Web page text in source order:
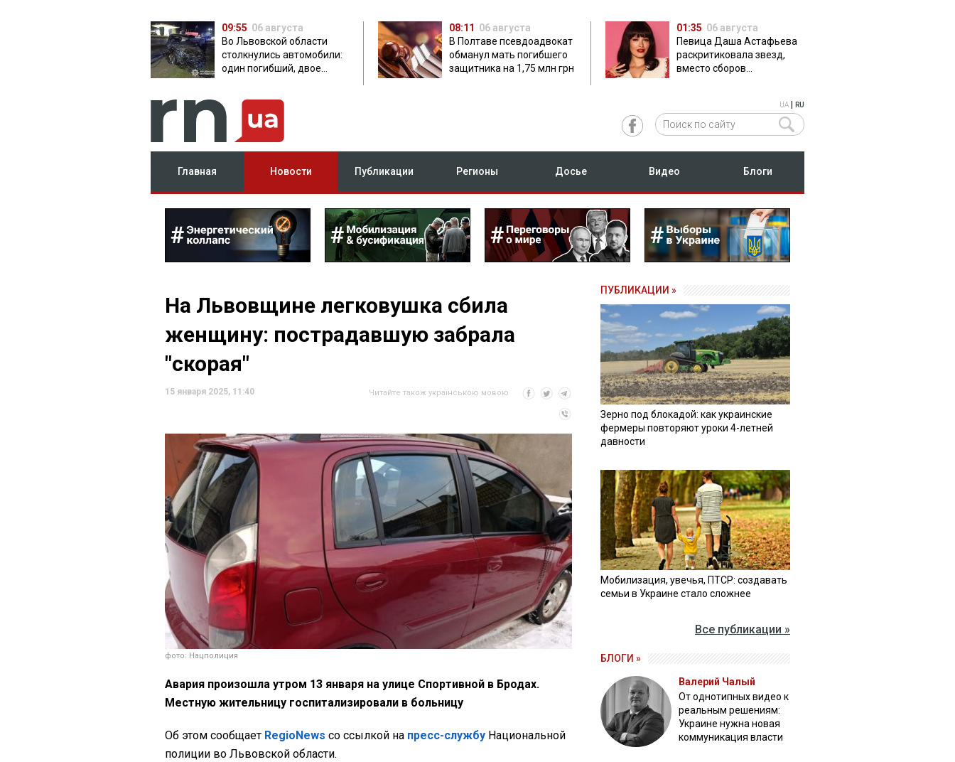
09:55 06 августа
Во Львовской области
столкнулись автомобили:
один погибший, двое
08:11 06 августа
В Полтаве псевдоадвокат
обманул мать погибшего
защитника на 1,75 млн грн
01:35 06 августа
Певица Даша Астафьева
раскритиковала звезд,
вместо сборов
UA RU
Главная Новости Публикации Регионы Досье Видео Блоги
На Львовщине легковушка сбила
женщину: пострадавшую забрала
"скорая"
15 января 2025, 11:40 Читайте також українською мовою
фото: Нацполиция
Авария произошла утром 13 января на улице Спортивной в Бродах.
Местную жительницу госпитализировали в больницу
Об этом сообщает RegioNews со ссылкой на пресс-службу Национальной
полиции во Львовской области.
ПУБЛИКАЦИИ »
Зерно под блокадой: как украинские
фермеры повторяют уроки 4-летней
давности
Мобилизация, увечья, ПТСР: создавать
семьи в Украине стало сложнее
Все публикации »
БЛОГИ »
Валерий Чалый
От однотипных видео к
реальным решениям:
Украине нужна новая
коммуникация власти